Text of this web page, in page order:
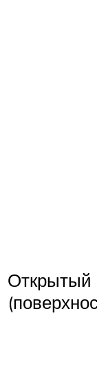
Открытый